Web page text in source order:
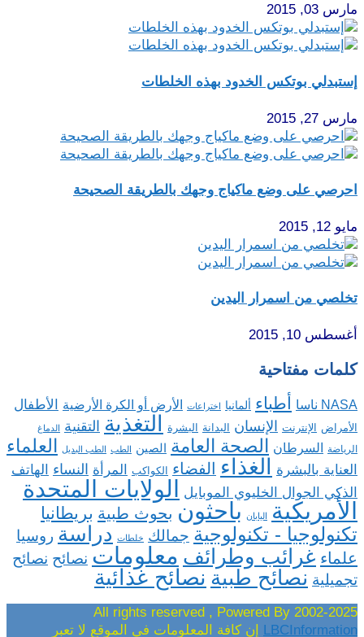
مارس 03, 2015
إستبدلي بوتكس الخدود بهذه الخلطات
مارس 27, 2015
احرصي على وضع ماكياج وجهك بالطريقة الصحيحة
مايو 12, 2015
تخلصي من اسمرار اليدين
أغسطس 10, 2015
كلمات مفتاحية
NASA ناسا أطباء ألمانيا اختراعات الأرض أو الكرة الأرضية الأطفال
الأمراض الإنترنت الإنسان البدانة البشرة التغذية التقنية الدماغ
الرياضة السرطان الصحة العامة الصين الطب الطب البديل العلماء
العناية بالبشرة الغذاء الفضاء الكواكب المرأة النساء
الهاتف
الذكي الجوال الخليوي الموبايل
الولايات المتحدة
الأمريكية
اليابان باحثون بحوث طبية بريطانيا
تكنولوجيا - تكنولوجية جمالك خلطات دراسة روسيا
علماء غرائب وطرائف معلومات نصائح نصائح
تجميلية نصائح طبية نصائح غذائية
2002-2025 All rights reserved , Powered By
LBCInformation إن كافة المعلومات في الموقع لا تعبر